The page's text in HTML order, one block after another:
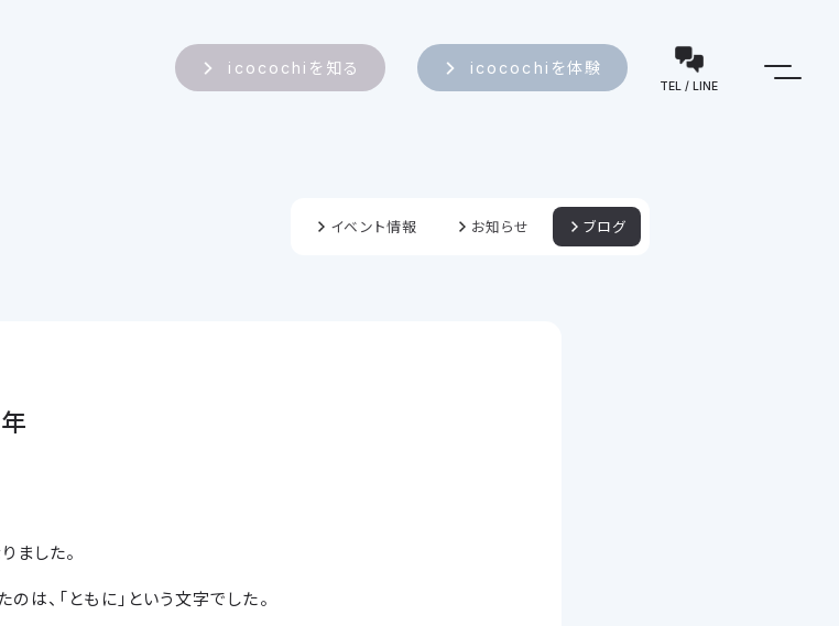
TEL / LINE
icocochiを知る icocochiを体験
イベント情報 お知らせ ブログ
ました。
、「ともに」という文字でした。